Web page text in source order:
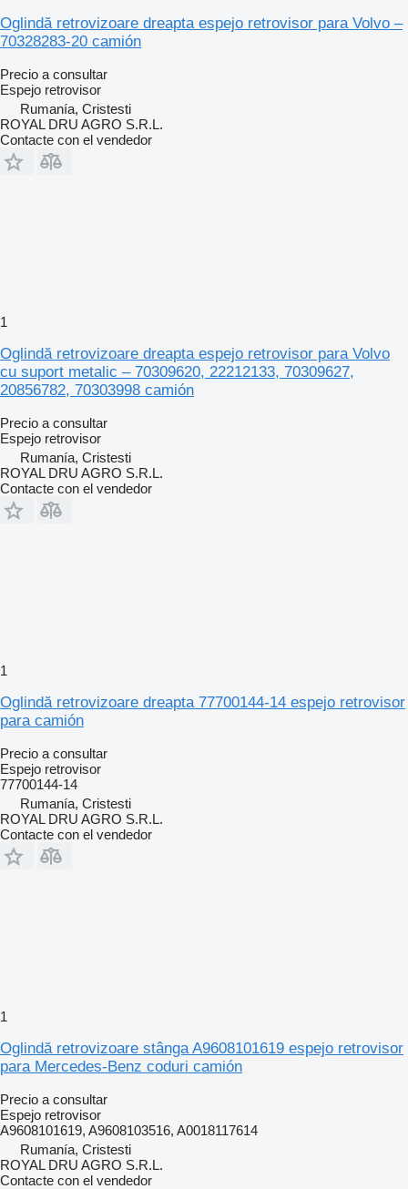
Oglindă retrovizoare dreapta espejo retrovisor para Volvo –
70328283-20 camión
Precio a consultar
Espejo retrovisor
Rumanía, Cristesti
ROYAL DRU AGRO S.R.L.
Contacte con el vendedor
1
Oglindă retrovizoare dreapta espejo retrovisor para Volvo
cu suport metalic – 70309620, 22212133, 70309627,
20856782, 70303998 camión
Precio a consultar
Espejo retrovisor
Rumanía, Cristesti
ROYAL DRU AGRO S.R.L.
Contacte con el vendedor
1
Oglindă retrovizoare dreapta 77700144-14 espejo retrovisor
para camión
Precio a consultar
Espejo retrovisor
77700144-14
Rumanía, Cristesti
ROYAL DRU AGRO S.R.L.
Contacte con el vendedor
1
Oglindă retrovizoare stânga A9608101619 espejo retrovisor
para Mercedes-Benz coduri camión
Precio a consultar
Espejo retrovisor
A9608101619, A9608103516, A0018117614
Rumanía, Cristesti
ROYAL DRU AGRO S.R.L.
Contacte con el vendedor